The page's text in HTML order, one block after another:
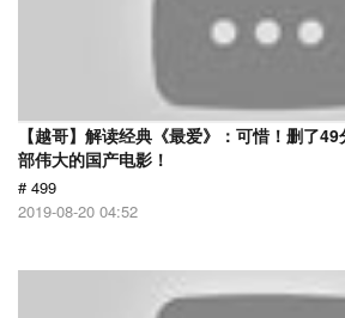
【越哥】解读经典《最爱》：可惜！删了
部伟大的国产电影！
# 499
2019-08-20 04:52